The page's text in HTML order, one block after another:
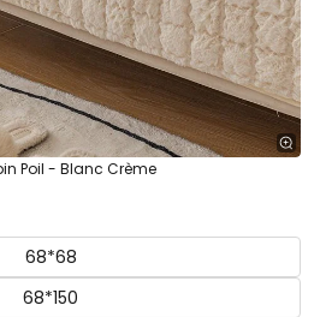
Poil - Blanc Crème
68*68
68*150